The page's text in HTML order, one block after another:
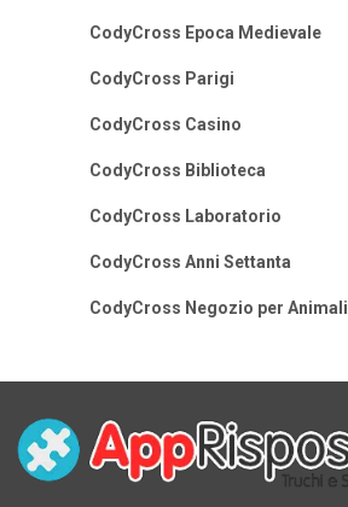
CodyCross Epoca Medievale
CodyCross Parigi
CodyCross Casino
CodyCross Biblioteca
CodyCross Laboratorio
CodyCross Anni Settanta
CodyCross Negozio per Animali